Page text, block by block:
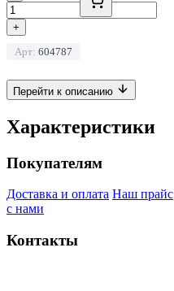
+
Арт: 604787
Перейти к описанию
Характеристики
Покупателям
Доставка и оплата Наш прайс
с нами
Контакты